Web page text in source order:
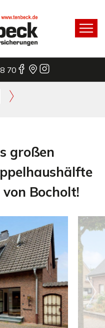
70
großen
Bocholt!